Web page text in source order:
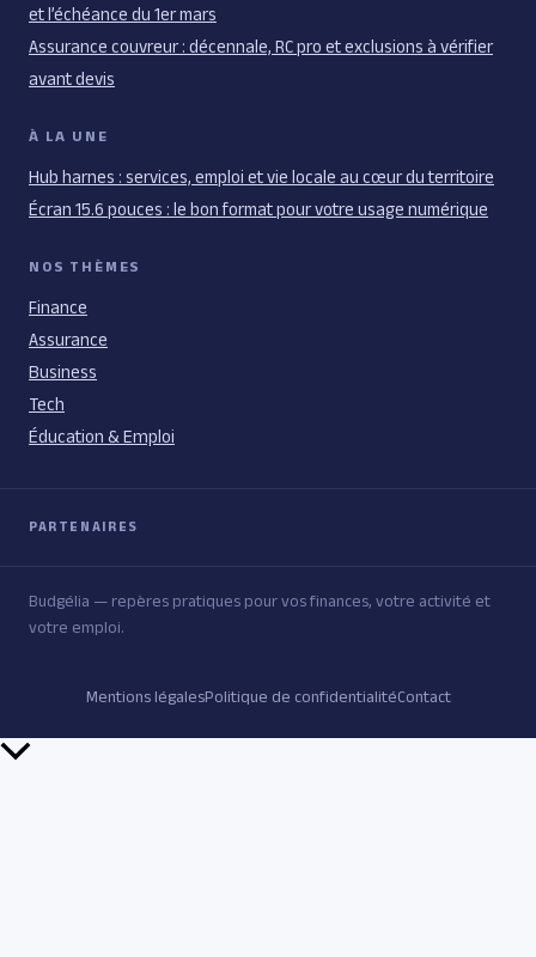
et l’échéance du 1er mars
Assurance couvreur : décennale, RC pro et exclusions à vérifier
avant devis
À LA UNE
Hub harnes : services, emploi et vie locale au cœur du territoire
Écran 15.6 pouces : le bon format pour votre usage numérique
NOS THÈMES
Finance
Assurance
Business
Tech
Éducation & Emploi
PARTENAIRES
Budgélia — repères pratiques pour vos finances, votre activité et
votre emploi.
Mentions légalesPolitique de confidentialitéContact